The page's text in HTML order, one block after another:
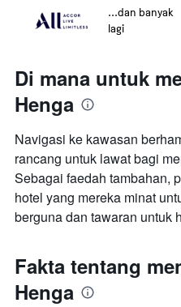
...dan banyak
lagi
Di mana untuk
Henga
Navigasi ke kawasan
rancang untuk lawat bagi
Sebagai faedah tambahan,
hotel yang mereka minat
berguna dan tawaran untuk
Fakta tentang
Henga